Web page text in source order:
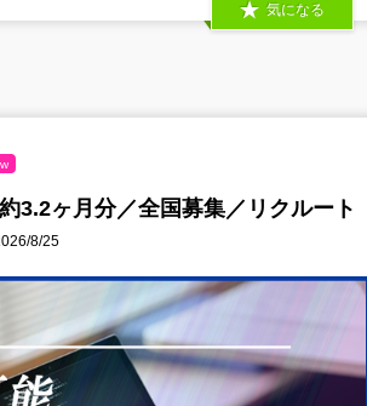
気になる
3.2ヶ月分／全国募集／リクルート
8/25